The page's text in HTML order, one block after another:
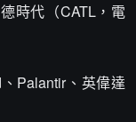
時代（CATL，電
Palantir、英偉達